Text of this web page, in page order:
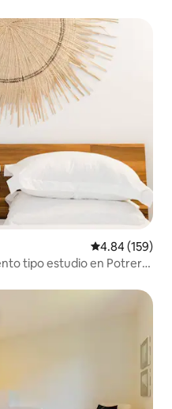
Calificación
4.84 (159)
tipo estudio en Potrero
huéspedes